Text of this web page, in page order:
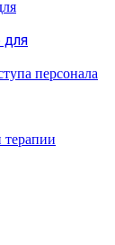
для
персонала
терапии